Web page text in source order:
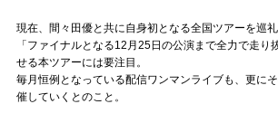
現在、間々田優と共に自身初となる全国ツアーを巡礼
「ファイナルとなる12月25日の公演まで全力で走り
せる本ツアーには要注目。
毎月恒例となっている配信ワンマンライブも、更に
催していくとのこと。